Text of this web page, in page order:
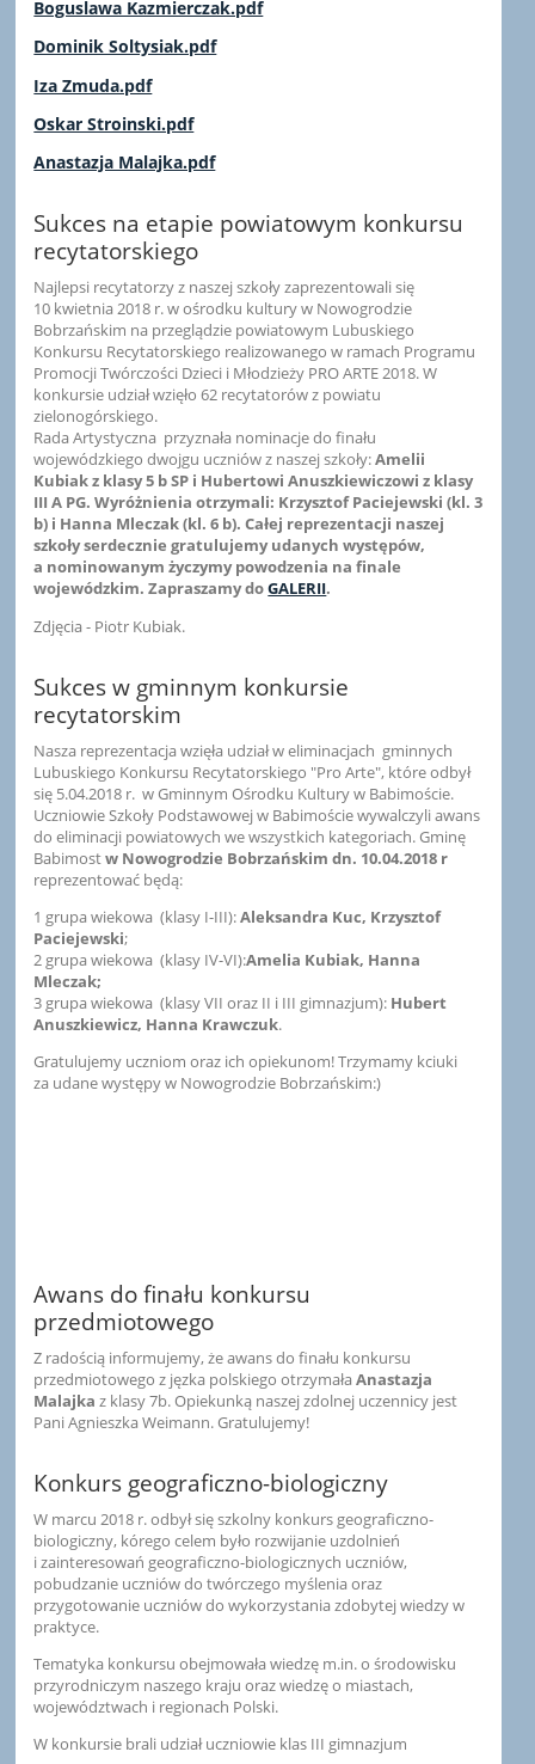
Boguslawa Kazmierczak.pdf
Dominik Soltysiak.pdf
Iza Zmuda.pdf
Oskar Stroinski.pdf
Anastazja Malajka.pdf
Sukces na etapie powiatowym konkursu
recytatorskiego
Najlepsi recytatorzy z naszej szkoły zaprezentowali się
10 kwietnia 2018 r. w ośrodku kultury w Nowogrodzie
Bobrzańskim na przeglądzie powiatowym Lubuskiego
Konkursu Recytatorskiego realizowanego w ramach Programu
Promocji Twórczości Dzieci i Młodzieży PRO ARTE 2018. W
konkursie udział wzięło 62 recytatorów z powiatu
zielonogórskiego.
Rada Artystyczna przyznała nominacje do finału
wojewódzkiego dwojgu uczniów z naszej szkoły:Amelii
Kubiak z klasy 5 b SP i Hubertowi Anuszkiewiczowi z klasy
III A PG. Wyróżnienia otrzymali: Krzysztof Paciejewski (kl. 3
b) i Hanna Mleczak (kl. 6 b). Całej reprezentacji naszej
szkoły serdecznie gratulujemy udanych występów,
a nominowanym życzymy powodzenia na finale
wojewódzkim. Zapraszamy doGALERII.
Zdjęcia - Piotr Kubiak.
Sukces w gminnym konkursie
recytatorskim
Nasza reprezentacja wzięła udział w eliminacjach gminnych
Lubuskiego Konkursu Recytatorskiego "Pro Arte", które odbył
się 5.04.2018 r. w Gminnym Ośrodku Kultury w Babimoście.
Uczniowie Szkoły Podstawowej w Babimoście wywalczyli awans
do eliminacji powiatowych we wszystkich kategoriach. Gminę
Babimostw Nowogrodzie Bobrzańskim dn. 10.04.2018 r
reprezentować będą:
1 grupa wiekowa (klasy I-III):Aleksandra Kuc, Krzysztof
Paciejewski;
2 grupa wiekowa (klasy IV-VI):Amelia Kubiak, Hanna
Mleczak;
3 grupa wiekowa (klasy VII oraz II i III gimnazjum): Hubert
Anuszkiewicz, Hanna Krawczuk.
Gratulujemy uczniom oraz ich opiekunom! Trzymamy kciuki
za udane występy w Nowogrodzie Bobrzańskim:)
Awans do finału konkursu
przedmiotowego
Z radością informujemy, że awans do finału konkursu
przedmiotowego z jęzka polskiego otrzymałaAnastazja
Malajka z klasy 7b. Opiekunką naszej zdolnej uczennicy jest
Pani Agnieszka Weimann. Gratulujemy!
Konkurs geograficzno-biologiczny
W marcu 2018 r. odbył się szkolny konkurs geograficzno-
biologiczny, kórego celem było rozwijanie uzdolnień
i zainteresowań geograficzno-biologicznych uczniów,
pobudzanie uczniów do twórczego myślenia oraz
przygotowanie uczniów do wykorzystania zdobytej wiedzy w
praktyce.
Tematyka konkursu obejmowała wiedzę m.in. o środowisku
przyrodniczym naszego kraju oraz wiedzę o miastach,
województwach i regionach Polski.
W konkursie brali udział uczniowie klas III gimnazjum